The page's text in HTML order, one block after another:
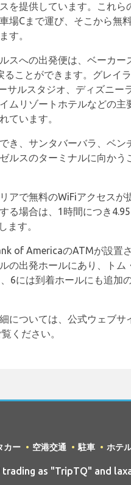
を提供しています。これら
場Cまで運び、そこから無
す。
スへの出発便は、ベーカー
ことができます。グレイ
サルスタジオ、ディズニー
ムリゾートホテルなどの主
ています。
き、サンタバーバラ、ベン
ルスのターミナルに向かう
アで無料のWiFiアクセスが
る場合は、1時間につき
ます。
of AmericaのATMが設置
の出発ホールにあり、トム
6には到着ホールにも追加
については、公式ウェブサ
ください。
カー 空港交通 駐車 ホテ
trading as "TripTQ" and